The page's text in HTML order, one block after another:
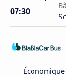
07:30
Économique